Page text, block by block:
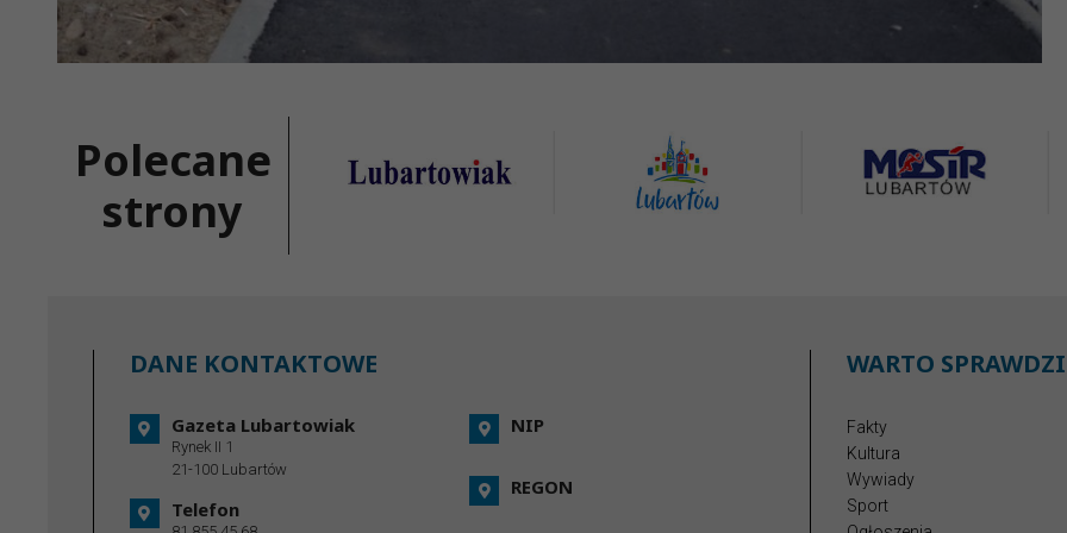
Polecane
strony
DANE KONTAKTOWE
Gazeta Lubartowiak
Rynek II 1
21-100 Lubartów
Telefon
NIP
REGON
WARTO
Fakty
Kultura
Wywiady
Sport